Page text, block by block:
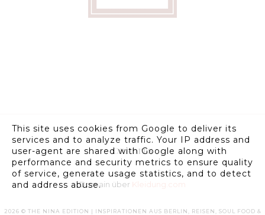
Credits
Domain über Kleidung.com
2026 © THE NINA EDITION | INSPIRATIONEN AUS BERLIN, REISEN, SOUL FOOD &
This site uses cookies from Google to deliver its
services and to analyze traffic. Your IP address and
user-agent are shared with Google along with
performance and security metrics to ensure quality
of service, generate usage statistics, and to detect
and address abuse.